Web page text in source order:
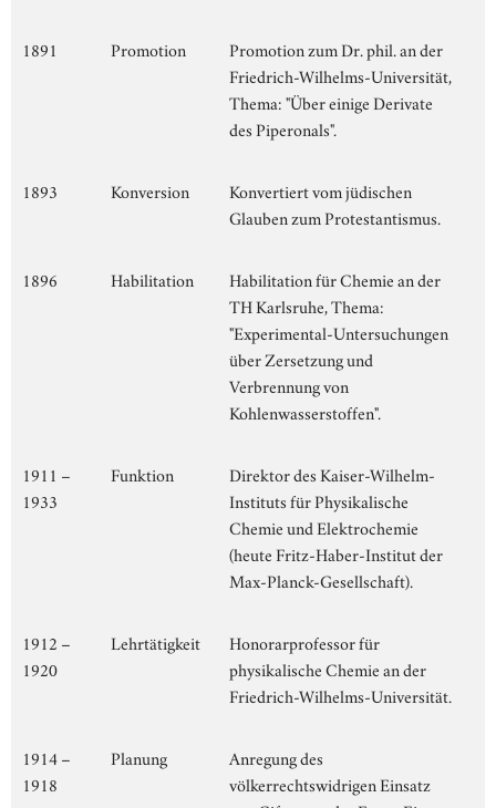
1891 Promotion
Promotion zum Dr. phil. an der
Friedrich-Wilhelms-Universität,
Thema: "Über einige Derivate
des Piperonals".
1893 Konversion
Konvertiert vom jüdischen
Glauben zum Protestantismus.
1896 Habilitation
Habilitation für Chemie an der
TH Karlsruhe, Thema:
"Experimental-Untersuchungen
über Zersetzung und
Verbrennung von
Kohlenwasserstoffen".
1911 –
1933
Funktion
Direktor des Kaiser-Wilhelm-
Instituts für Physikalische
Chemie und Elektrochemie
(heute Fritz-Haber-Institut der
Max-Planck-Gesellschaft).
1912 –
1920
Lehrtätigkeit
Honorarprofessor für
physikalische Chemie an der
Friedrich-Wilhelms-Universität.
1914 –
1918
Planung
Anregung des
völkerrechtswidrigen Einsatz